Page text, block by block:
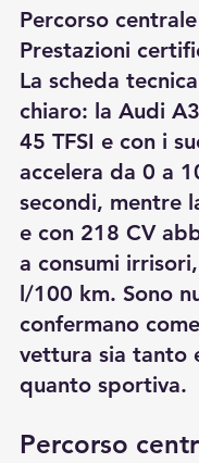
Percorso
Prestazioni
La scheda
chiaro: la Audi
45 TFSI e con i
accelera da 0 a
secondi, mentre
e con 218 CV
a consumi
l/100 km. Sono
confermano
vettura sia tanto
quanto sportiva.
Percorso